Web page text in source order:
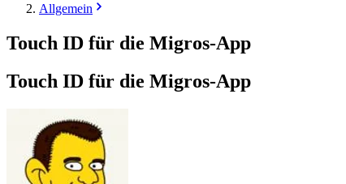
Allgemein
Touch ID für die Migros-App
Touch ID für die Migros-App